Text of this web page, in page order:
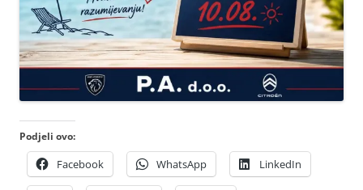
Podjeli ovo:
Facebook WhatsApp LinkedIn